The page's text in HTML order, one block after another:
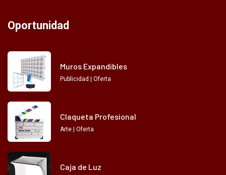
Oportunidad
Muros Expandibles
Publicidad | Oferta
Claqueta Profesional
Arte | Oferta
Caja de Luz